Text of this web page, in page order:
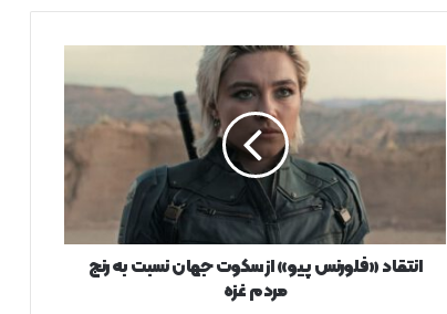
پیو»
از
سکوت
رنج
مردمانتقاد «فلورنس پیو» از سکوت جهان نسبت به رنج
مردم غزه